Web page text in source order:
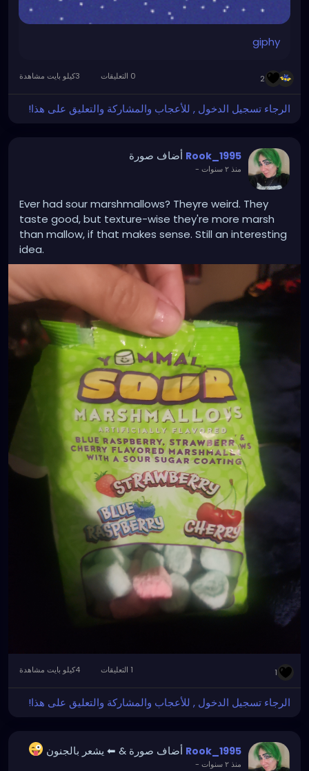
giphy
2
الرجاء تسجيل الدخول , للأعجاب والمشاركة والتعليق على هذا!
Rook_1995 أضاف صورة
منذ ٢ سنوات -
Ever had sour marshmallows? Theyre weird. They
taste good, but texture-wise they're more marsh
than mallow, if that makes sense. Still an interesting
idea.
1
الرجاء تسجيل الدخول , للأعجاب والمشاركة والتعليق على هذا!
Rook_1995 أضاف صورة & ⬅ يشعر بالجنون
منذ ٢ سنوات -